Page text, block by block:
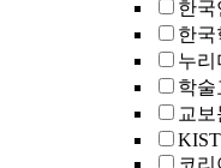
한
한국
누리
학술
교
코